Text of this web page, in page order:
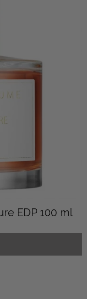
EDP 100 ml